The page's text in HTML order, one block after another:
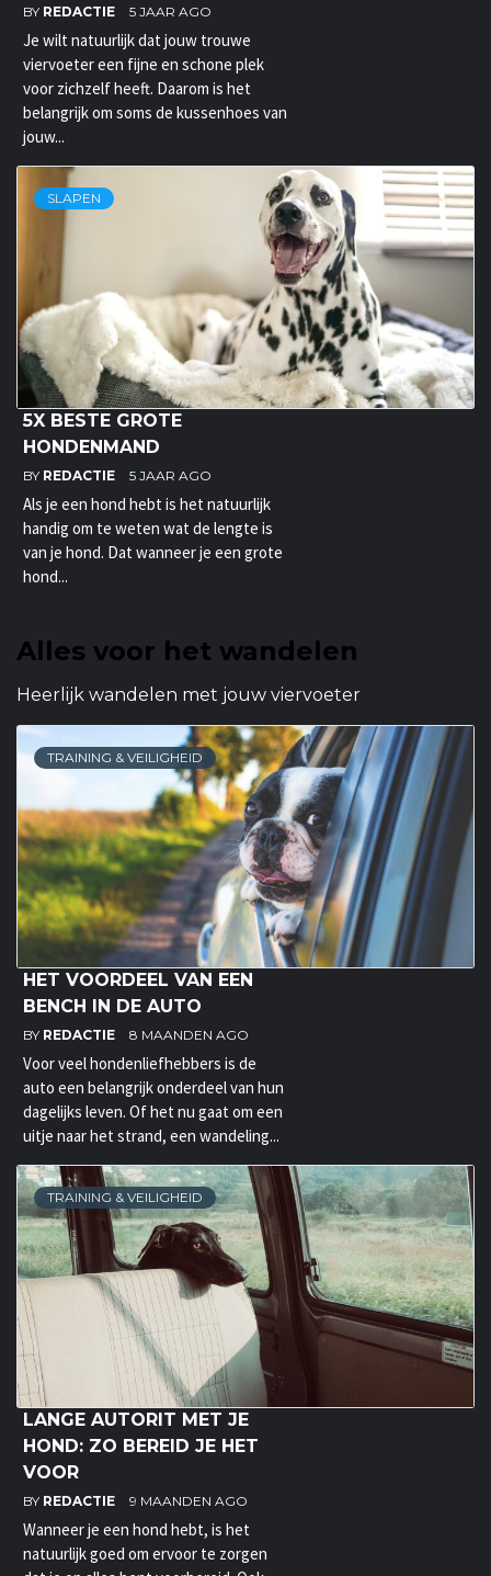
BY REDACTIE 5 JAAR AGO
Je wilt natuurlijk dat jouw trouwe
viervoeter een fijne en schone plek
voor zichzelf heeft. Daarom is het
belangrijk om soms de kussenhoes van
jouw...
SLAPEN
5X BESTE GROTE
HONDENMAND
BY REDACTIE 5 JAAR AGO
Als je een hond hebt is het natuurlijk
handig om te weten wat de lengte is
van je hond. Dat wanneer je een grote
hond...
Alles voor het wandelen
Heerlijk wandelen met jouw viervoeter
TRAINING & VEILIGHEID
HET VOORDEEL VAN EEN
BENCH IN DE AUTO
BY REDACTIE 8 MAANDEN AGO
Voor veel hondenliefhebbers is de
auto een belangrijk onderdeel van hun
dagelijks leven. Of het nu gaat om een
uitje naar het strand, een wandeling...
TRAINING & VEILIGHEID
LANGE AUTORIT MET JE
HOND: ZO BEREID JE HET
VOOR
BY REDACTIE 9 MAANDEN AGO
Wanneer je een hond hebt, is het
natuurlijk goed om ervoor te zorgen